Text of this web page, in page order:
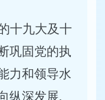
十九大及十
巩固党的执
力和领导水
纵深发展,